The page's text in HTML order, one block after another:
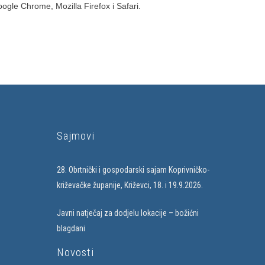
Chrome, Mozilla Firefox i Safari.
Sajmovi
28. Obrtnički i gospodarski sajam Koprivničko-
križevačke županije, Križevci, 18. i 19.9.2026.
Javni natječaj za dodjelu lokacije – božićni
blagdani
Novosti